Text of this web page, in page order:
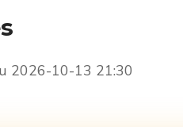
2026-10-13 21:30